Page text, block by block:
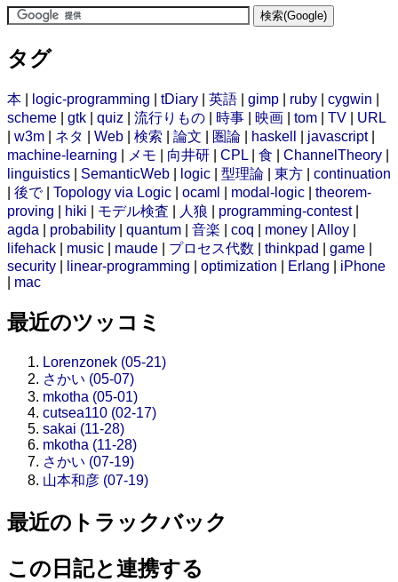
タグ
本 logic-programming tDiary 英語 gimp ruby cygwin
scheme
gtk quiz 流行りもの 時事 映画 tom TV
URL
w3m ネタ Web 検索 論文 圏論 haskell javascript|
machine-learning
メモ 向井研 CPL 食 ChannelTheory
linguistics
SemanticWeb logic 型理論 東方
continuation
後で| Topology via Logic ocaml modal-logic
theorem-
proving
hiki モデル検査 人狼 programming-contest|
agda
probability quantum 音楽 coq money Alloy
lifehack
music maude プロセス代数 thinkpad game
security
linear-programming optimization Erlang
iPhone
mac
最近のツッコミ
Lorenzonek (05-21)
さかい (05-07)
mkotha (05-01)
cutsea110 (02-17)
sakai (11-28)
mkotha (11-28)
さかい (07-19)
山本和彦 (07-19)
最近のトラックバック
この日記と連携する